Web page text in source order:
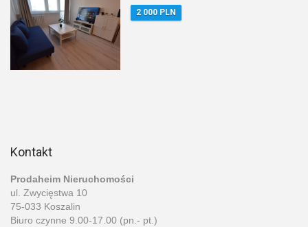
2 000 PLN
Kontakt
Prodaheim Nieruchomości
ul. Zwycięstwa 10
75-033 Koszalin
Biuro czynne 9.00-17.00 (pn.- pt.)